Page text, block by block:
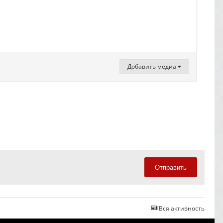
Добавить медиа
Отправить
Вся активность